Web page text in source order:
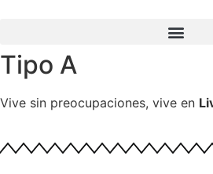
Tipo A
Vive sin preocupaciones, vive en